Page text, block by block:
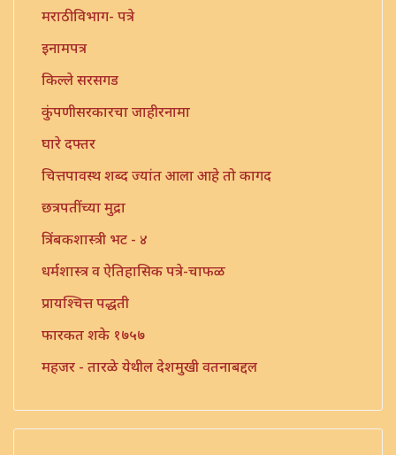
मराठी विभाग- पत्रे
इनामपत्र
किल्ले सरसगड
कुंपणीसरकारचा जाहीरनामा
घारे दफ्तर
चित्तपावस्थ शब्द ज्यांत आला आहे तो कागद
छत्रपतींच्या मुद्रा
त्रिंबकशास्त्री भट - ४
धर्मशास्त्र व ऐतिहासिक पत्रे-चाफळ
प्रायश्चित्त पद्धती
फारकत शके १७५७
महजर - तारळे येथील देशमुखी वतनाबद्दल
मौजी पत्रिका